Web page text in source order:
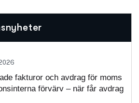
fakturor och avdrag för moms
förvärv – när får avdrag